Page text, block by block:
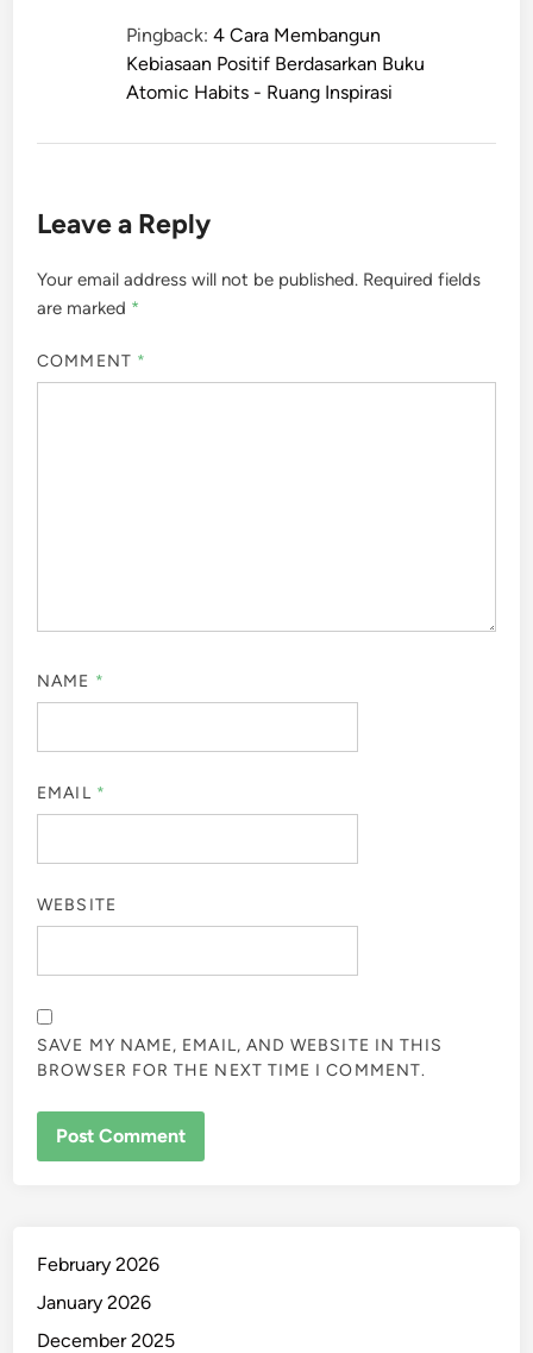
Pingback:4 Cara Membangun
Kebiasaan Positif Berdasarkan Buku
Atomic Habits - Ruang Inspirasi
Leave a Reply
Your email address will not be published. Required fields
are marked *
COMMENT *
NAME *
EMAIL *
WEBSITE
SAVE MY NAME, EMAIL, AND WEBSITE IN THIS
BROWSER FOR THE NEXT TIME I COMMENT.
February 2026
January 2026
December 2025